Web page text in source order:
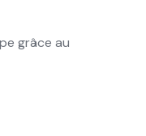
grâce au